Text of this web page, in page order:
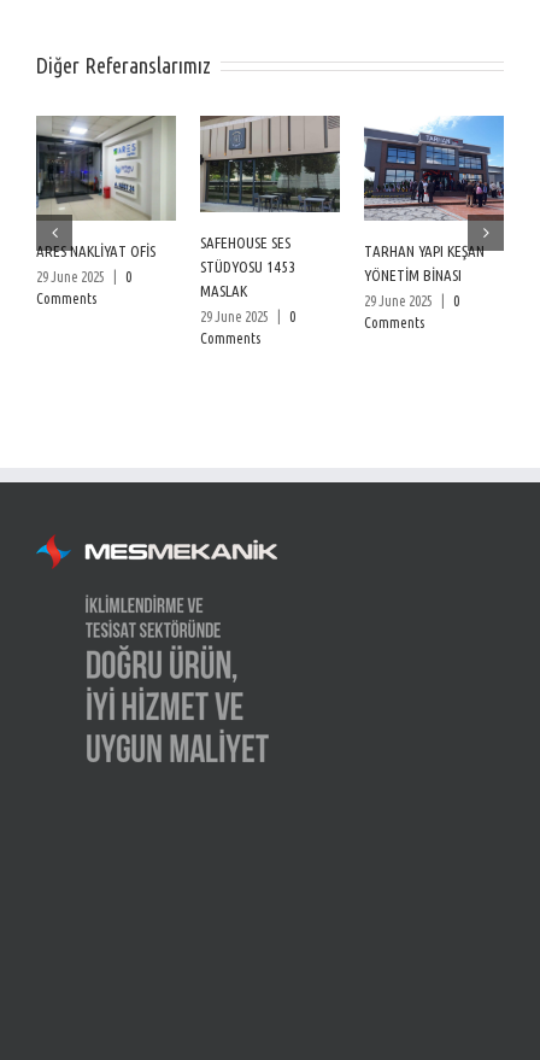
Diğer Referanslarımız
ARES NAKLİYAT OFİS
29 June 2025
0
Comments
SAFEHOUSE SES
STÜDYOSU 1453
MASLAK
29 June 2025
0
Comments
TARHAN YAPI KEŞAN
YÖNETİM BİNASI
29 June 2025
0
Comments